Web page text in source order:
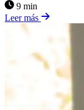
9 min
Leer más